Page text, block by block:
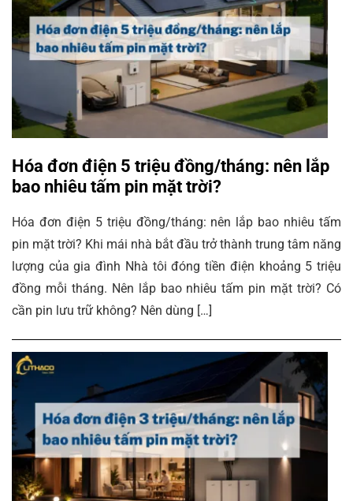
Hóa đơn điện 5 triệu đồng/tháng: nên lắp
bao nhiêu tấm pin mặt trời?
Hóa đơn điện 5 triệu đồng/tháng: nên lắp bao nhiêu tấm
pin mặt trời? Khi mái nhà bắt đầu trở thành trung tâm năng
lượng của gia đình Nhà tôi đóng tiền điện khoảng 5 triệu
đồng mỗi tháng. Nên lắp bao nhiêu tấm pin mặt trời? Có
cần pin lưu trữ không? Nên dùng […]